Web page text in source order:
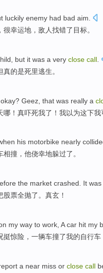
luckily enemy had bad aim
，很幸运地， 敌人找错了 目标。
but it was a very close call
真的是死里逃生。
Geez that was really a
哪！ 真吓死我了！我以为这下我
his motorbike nearly
相撞 ， 他侥幸地躲过了。
the market crashed It
股票全抛了。 真玄 ！
my way to work A car hit my
挺惊险 ， 一辆车撞了我的自行车
a near miss or close call